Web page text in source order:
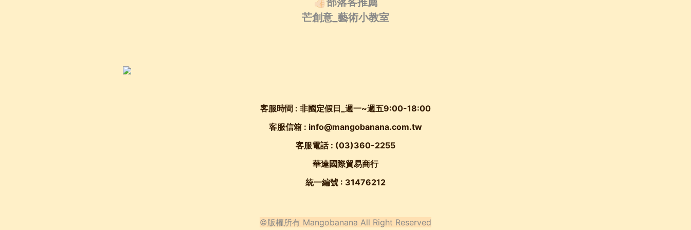
芒創意_藝術小教室
客服時間 : 非國定假日_週一~週五9:00-18:00
客服信箱 : info@mangobanana.com.tw
客服電話 : (03)360-2255
華達國際貿易商行
統一編號 : 31476212
©版權所有 Mangobanana All Right Reserved